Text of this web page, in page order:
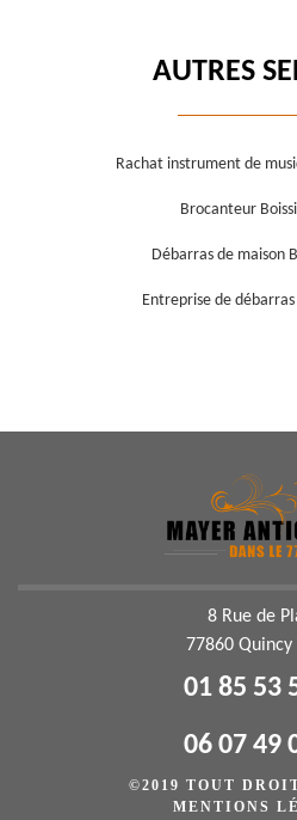
AUTRES
Rachat instrument de
Brocanteur
Débarras de maison
Entreprise de débarras
8 Rue de
77860 Quincy
01 85 53
06 07 49
©2019 TOUT
MENTIONS